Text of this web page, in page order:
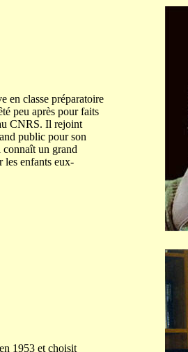
en classe préparatoire
peu après pour faits
CNRS. Il rejoint
public pour son
un grand
les enfants eux-
1953 et choisit